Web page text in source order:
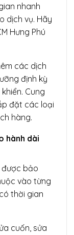
nhanh
dịch vụ. Hãy
Hưng Phú
các dịch
định kỳ
Cung
đặt các loại
hàng.
hành dài
bảo
vào từng
thời gian
cuốn, sửa